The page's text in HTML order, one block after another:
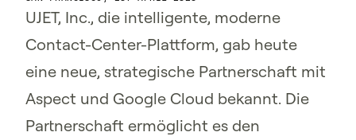
UJET, Inc., die intelligente, moderne
Contact-Center-Plattform, gab heute
eine neue, strategische Partnerschaft mit
Aspect und Google Cloud bekannt. Die
Partnerschaft ermöglicht es den